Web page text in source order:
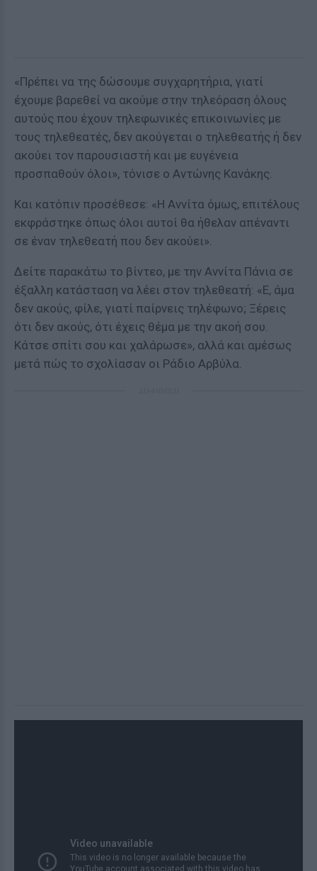
«Πρέπει να της δώσουμε συγχαρητήρια, γιατί
έχουμε βαρεθεί να ακούμε στην τηλεόραση όλους
αυτούς που έχουν τηλεφωνικές επικοινωνίες με
τους τηλεθεατές, δεν ακούγεται ο τηλεθεατής ή δεν
ακούει τον παρουσιαστή και με ευγένεια
προσπαθούν όλοι», τόνισε ο Αντώνης Κανάκης.
Και κατόπιν προσέθεσε: «Η Αννίτα όμως, επιτέλους
εκφράστηκε όπως όλοι αυτοί θα ήθελαν απέναντι
σε έναν τηλεθεατή που δεν ακούει».
Δείτε παρακάτω το βίντεο, με την Αννίτα Πάνια σε
έξαλλη κατάσταση να λέει στον τηλεθεατή: «Ε, άμα
δεν ακούς, φίλε, γιατί παίρνεις τηλέφωνο; Ξέρεις
ότι δεν ακούς, ότι έχεις θέμα με την ακοή σου.
Κάτσε σπίτι σου και χαλάρωσε», αλλά και αμέσως
μετά πώς το σχολίασαν οι Ράδιο Αρβύλα.